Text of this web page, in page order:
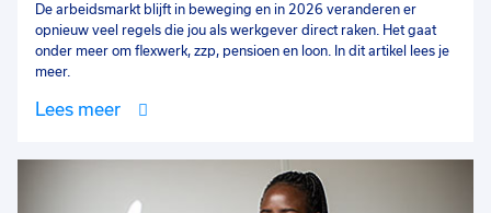
De arbeidsmarkt blijft in beweging en in 2026 veranderen er
opnieuw veel regels die jou als werkgever direct raken. Het gaat
onder meer om flexwerk, zzp, pensioen en loon. In dit artikel lees je
meer.
Lees meer